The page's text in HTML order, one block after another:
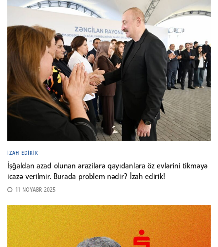
İZAH EDIRIK
İşğaldan azad olunan ərazilərə qayıdanlara öz evlərini tikməyə
icazə verilmir. Burada problem nədir? İzah edirik!
11 NOYABR 2025